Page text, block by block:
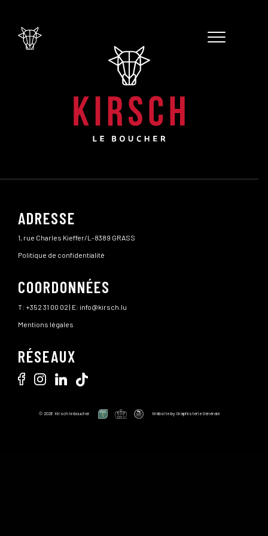
ADRESSE
1, rue Charles Kieffer/L-8389 GRASS
Politique de confidentialité
COORDONNÉES
T: +352 31 00 02 | E: info@kirsch.lu
Mentions légales
RÉSEAUX
© 2026 Kirsch le boucher Website by Graphisterie Générale